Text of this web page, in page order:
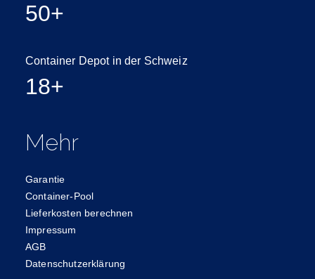
50+
Container Depot in der Schweiz
18+
Mehr
Garantie
Container-Pool
Lieferkosten berechnen
Impressum
AGB
Datenschutzerklärung